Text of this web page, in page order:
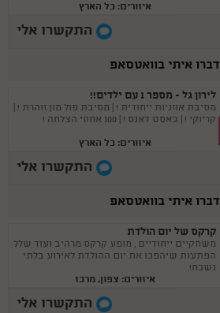
איזורים: כל הארץ
התקשרו אלי
דברו איתי בוואטסאפ
לירון גל - מספר 1 עם ילדים!!
מסיבת אוזניות ייחודית ! | מסיבת פול מון זוהרת ! |
קריוקי ! | ג'אסט דאנס ! | 100 אחוזי הצלחה !
איזורים: כל הארץ
התקשרו אלי
דברו איתי בוואטסאפ
קרקס של יום הולדת
משחקיים ייחודיים , מופע קרקס מרהיב ועוד שלל
הפתעות שיהפכו את יום ההולדת לאירוע בלתי
נשכח!
איזורים: צפון, מרכז
התקשרו אלי